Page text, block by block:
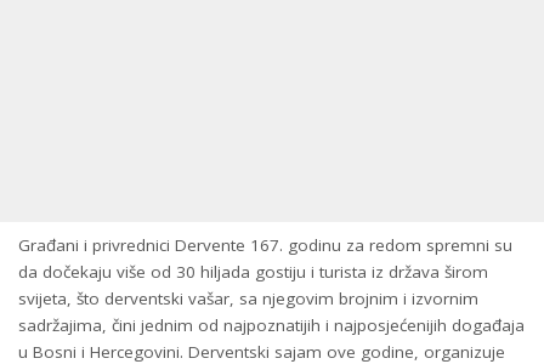
Građani i privrednici Dervente 167. godinu za redom spremni su
da dočekaju više od 30 hiljada gostiju i turista iz država širom
svijeta, što derventski vašar, sa njegovim brojnim i izvornim
sadržajima, čini jednim od najpoznatijih i najposjećenijih događaja
u Bosni i Hercegovini. Derventski sajam ove godine, organizuje